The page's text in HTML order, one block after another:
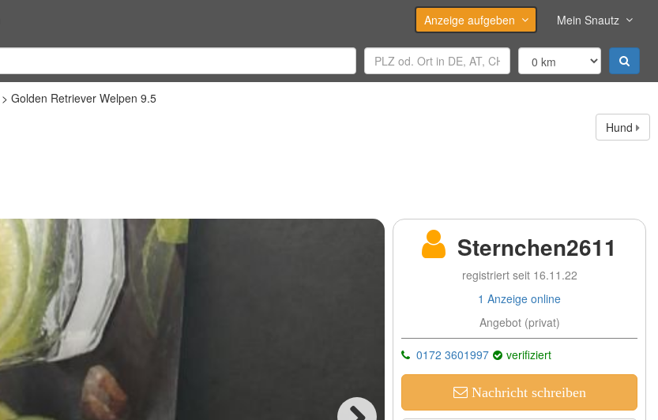
Anzeige aufgeben Mein Snautz
Golden Retriever Welpen 9.5
Hund
Sternchen2611
registriert seit 16.11.22
1 Anzeige online
Angebot (privat)
0172 3601997 verifiziert
Nachricht schreiben